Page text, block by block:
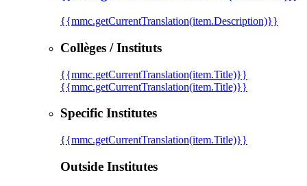
{{mmc.getCurrentTranslation(item.Description)}}
Collèges / Instituts
{{mmc.getCurrentTranslation(item.Title)}}
{{mmc.getCurrentTranslation(item.Title)}}
Specific Institutes
{{mmc.getCurrentTranslation(item.Title)}}
Outside Institutes